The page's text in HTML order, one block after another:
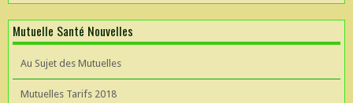
Mutuelle Santé Nouvelles
Au Sujet des Mutuelles
Mutuelles Tarifs 2018